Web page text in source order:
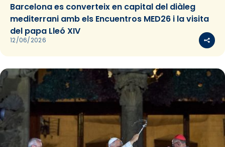
Barcelona es converteix en capital del diàleg
mediterrani amb els Encuentros MED26 i la visita
del papa Lleó XIV
12/06/2026